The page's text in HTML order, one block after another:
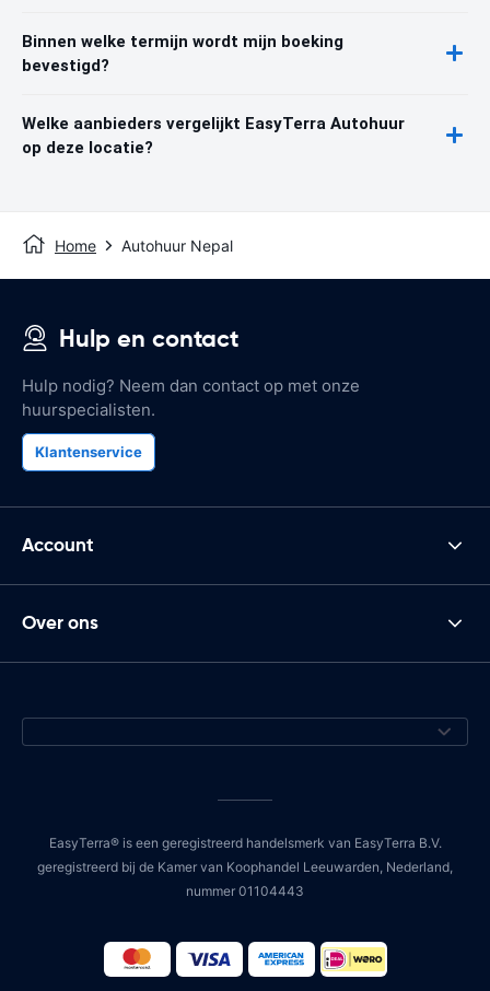
Binnen welke termijn wordt mijn boeking
bevestigd?
Welke aanbieders vergelijkt EasyTerra Autohuur
op deze locatie?
Home Autohuur Nepal
Hulp en contact
Hulp nodig? Neem dan contact op met onze
huurspecialisten.
Klantenservice
Account
Over ons
EasyTerra® is een geregistreerd handelsmerk van EasyTerra B.V.
geregistreerd bij de Kamer van Koophandel Leeuwarden, Nederland,
nummer 01104443